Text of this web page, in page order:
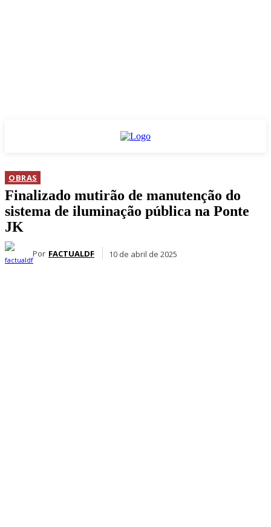
OBRAS
Finalizado mutirão de manutenção do
sistema de iluminação pública na Ponte
JK
Por FACTUALDF 10 de abril de 2025